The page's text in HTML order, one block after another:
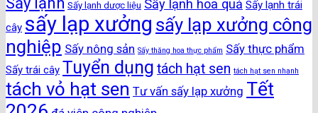
Sấy lạnh dược liệu Sấy lạnh hoa quả Sấy lạnh trái
cây sấy lạp xưởng sấy lạp xưởng công
nghiệp Sấy nông sản Sấy thăng hoa thực phẩm Sấy thực phẩm
Sấy trái cây Tuyển dụng tách hạt sen tách hạt sen nhanh
tách vỏ hạt sen Tư vấn sấy lạp xưởng Tết